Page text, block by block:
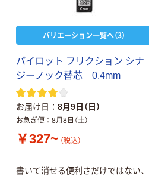
バリエーション一覧へ（3）
パイ ロ ッ ト フ リ クシ ョ ン シナ
ジー ノ ック替芯 0.4mm
お届け日 8月9日（日）
お急ぎ便 8月8日（土）
￥327~ （税込）
書いて消せる便利 さだけではない、